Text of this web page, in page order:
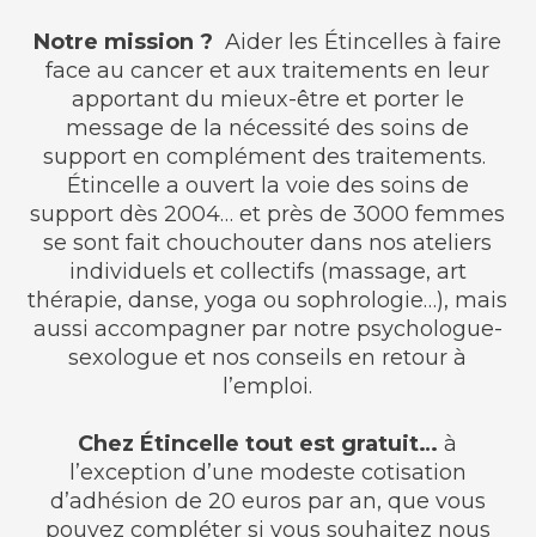
Notre mission ? Aider les Étincelles à faire
face au cancer et aux traitements en leur
apportant du mieux-être et porter le
message de la nécessité des soins de
support en complément des traitements.
Étincelle a ouvert la voie des soins de
support dès 2004… et près de 3000 femmes
se sont fait chouchouter dans nos ateliers
individuels et collectifs (massage, art
thérapie, danse, yoga ou sophrologie…), mais
aussi accompagner par notre psychologue-
sexologue et nos conseils en retour à
l’emploi.
Chez Étincelle tout est gratuit…à
l’exception d’une modeste cotisation
d’adhésion de 20 euros par an, que vous
pouvez compléter si vous souhaitez nous